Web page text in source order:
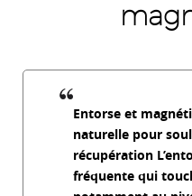
Entorse et
naturelle pour
récupération
fréquente qui